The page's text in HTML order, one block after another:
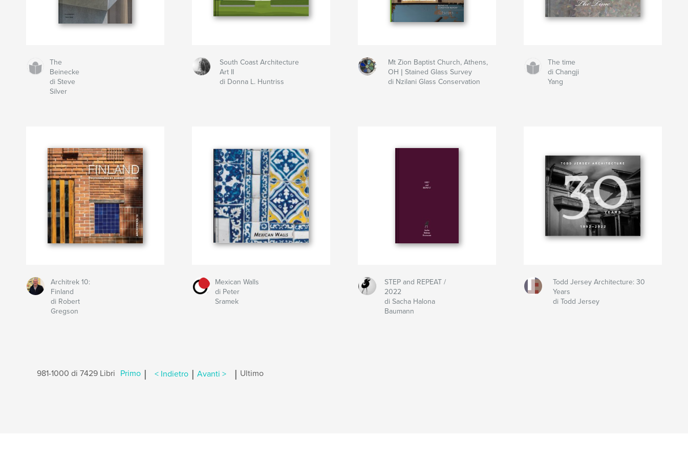
The
Beinecke
di Steve
Silver
South Coast Architecture
Art II
di Donna L. Huntriss
Mt Zion Baptist Church, Athens,
OH | Stained Glass Survey
di Nzilani Glass Conservation
The time
di Changji
Yang
Architrek 10:
Finland
di Robert
Gregson
Mexican Walls
di Peter
Sramek
STEP and REPEAT /
2022
di Sacha Halona
Baumann
Todd Jersey Architecture: 30
Years
di Todd Jersey
981-1000 di 7429 Libri Primo < Indietro Avanti > Ultimo